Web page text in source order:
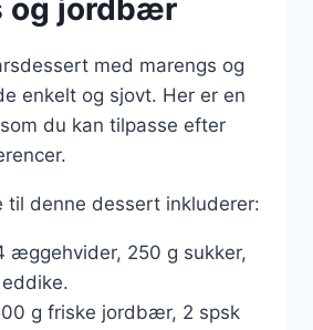
og jordbær
med marengs og
enkelt og sjovt. Her er en
du kan tilpasse efter
til denne dessert inkluderer:
æggehvider, 250 g sukker,
g friske jordbær, 2 spsk